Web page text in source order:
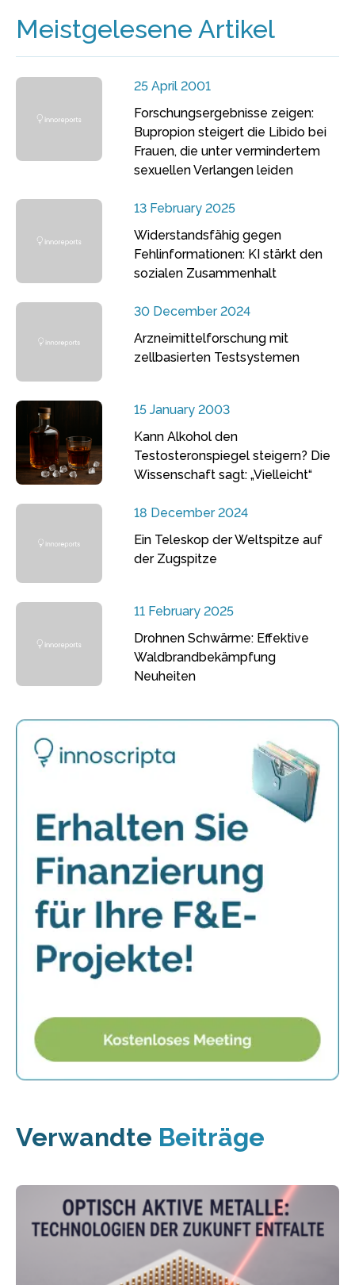
Meistgelesene Artikel
25 April 2001
Forschungsergebnisse zeigen:
Bupropion steigert die Libido bei
Frauen, die unter vermindertem
sexuellen Verlangen leiden
13 February 2025
Widerstandsfähig gegen
Fehlinformationen: KI stärkt den
sozialen Zusammenhalt
30 December 2024
Arzneimittelforschung mit
zellbasierten Testsystemen
15 January 2003
Kann Alkohol den
Testosteronspiegel steigern? Die
Wissenschaft sagt: „Vielleicht“
18 December 2024
Ein Teleskop der Weltspitze auf
der Zugspitze
11 February 2025
Drohnen Schwärme: Effektive
Waldbrandbekämpfung
Neuheiten
Verwandte Beiträge